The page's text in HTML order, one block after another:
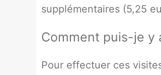
supplémentaires (5,25
Comment puis-je y
Pour effectuer ces